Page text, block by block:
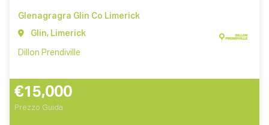
Glenagragra Glin Co Limerick
Glin, Limerick
Dillon Prendiville
€15,000
Prezzo Guida